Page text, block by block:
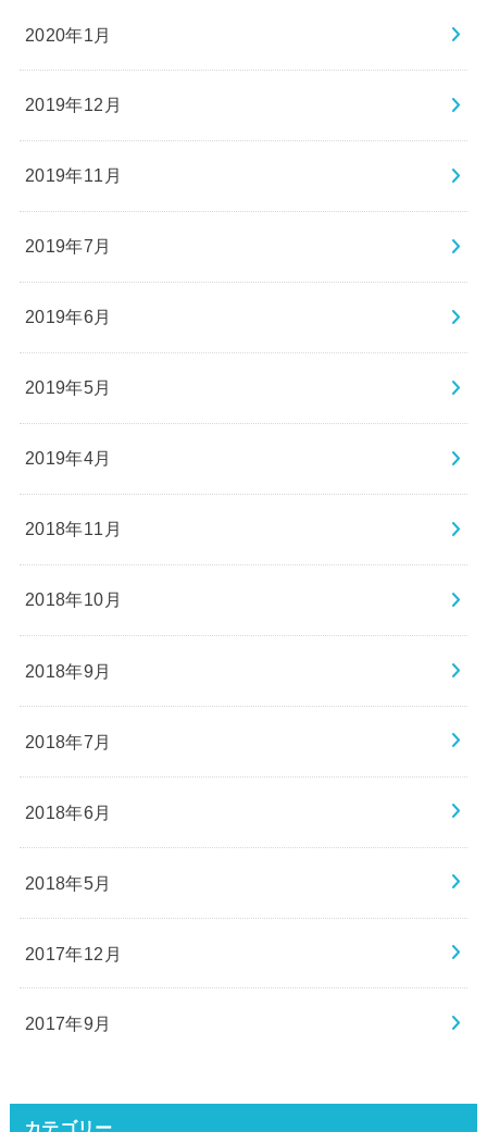
2020年1月
2019年12月
2019年11月
2019年7月
2019年6月
2019年5月
2019年4月
2018年11月
2018年10月
2018年9月
2018年7月
2018年6月
2018年5月
2017年12月
2017年9月
カテゴリー